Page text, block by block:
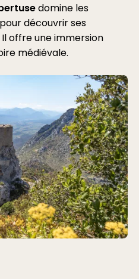
domine les
découvrir ses
offre une immersion
médiévale.